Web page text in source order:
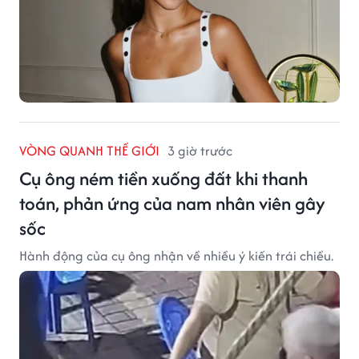
VÒNG QUANH THẾ GIỚI 3 giờ trước
Cụ ông ném tiền xuống đất khi thanh
toán, phản ứng của nam nhân viên gây
sốc
Hành động của cụ ông nhận về nhiều ý kiến trái chiều.